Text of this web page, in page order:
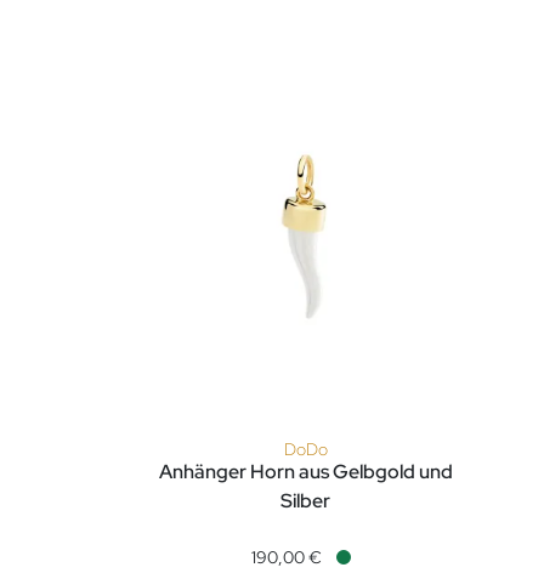
QCRO0-0009R, Preis: 220,00 €
DoDo
Anhänger Horn aus Gelbgold und
Silber
190,00 €